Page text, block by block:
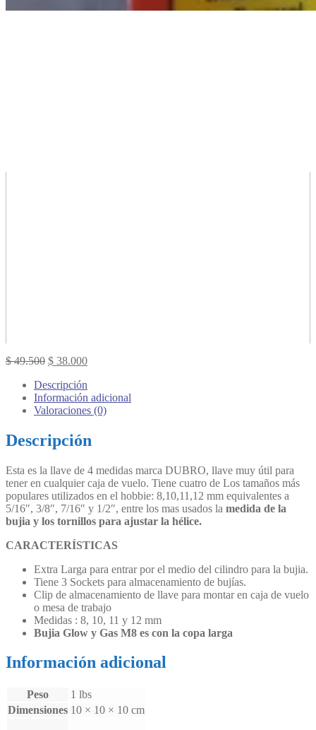
$49.500 Original
was:
$ 49.500.
$ 38.000Current
is:
$ 38.000.
Descripción
Información adicional
Valoraciones (0)
Descripción
Esta es la llave de 4 medidas marca DUBRO, llave muy útil para
tener en cualquier caja de vuelo. Tiene cuatro de Los tamaños más
populares utilizados en el hobbie: 8,10,11,12 mm equivalentes a
5/16″, 3/8″, 7/16″ y 1/2″, entre los mas usados la medida de la
bujia y los tornillos para ajustar la hélice.
CARACTERÍSTICAS
Extra Larga para entrar por el medio del cilindro para la bujia.
Tiene 3 Sockets para almacenamiento de bujías.
Clip de almacenamiento de llave para montar en caja de vuelo
o mesa de trabajo
Medidas : 8, 10, 11 y 12 mm
Bujia Glow y Gas M8 es con la copa larga
Información adicional
Peso
1 lbs
Dimensiones 10 × 10 × 10 cm